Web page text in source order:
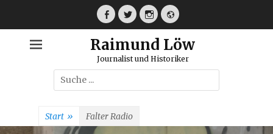
Facebook
TwitterInstagramWebseite
Raimund Löw
Journalist und Historiker
Suche
nach:
Start » Falter Radio